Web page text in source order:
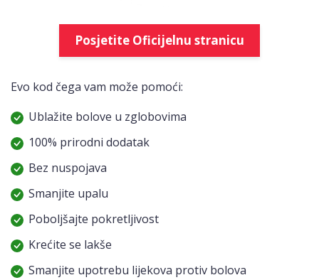
Posjetite Oficijelnu stranicu
Evo kod čega vam može pomoći:
Ublažite bolove u zglobovima
100% prirodni dodatak
Bez nuspojava
Smanjite upalu
Poboljšajte pokretljivost
Krećite se lakše
Smanjite upotrebu lijekova protiv bolova